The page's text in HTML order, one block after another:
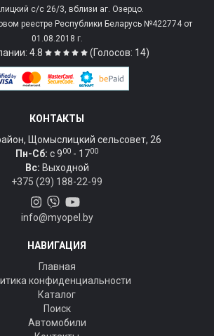
с/c 26/3, вблизи аг. Озерцо.
реестре Республики Беларусь №422774 от
01.08.2018 г.
4.8 (Голосов: 14)
КОНТАКТЫ
Щомыслицкий сельсовет, 26
Пн-Сб: c 900 - 1700
Вс: Выходной
+375 (29) 188-22-99
info@myopel.by
НАВИГАЦИЯ
Главная
конфиденциальности
Каталог
Поиск
Автомобили